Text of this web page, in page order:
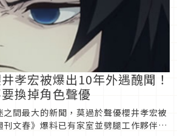
孝宏被爆出10年外遇醜聞！
換掉角色聲優
間最大的新聞，莫過於聲優櫻井孝宏被
文春》爆料已有家室並劈腿工作夥伴長